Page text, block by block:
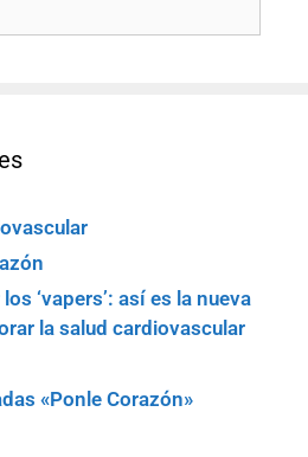
‘vapers’: así es la nueva
la salud cardiovascular
«Ponle Corazón»